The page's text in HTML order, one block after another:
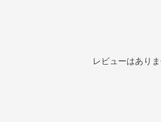
レビューはありま